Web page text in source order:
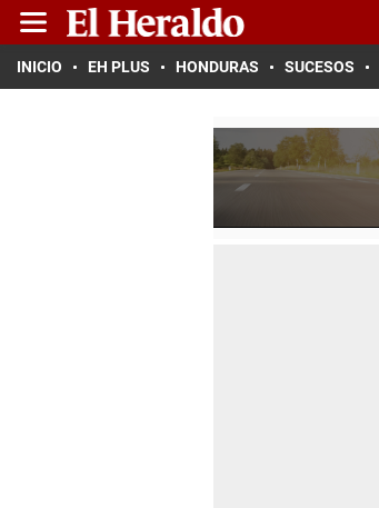
INICIO EH PLUS HONDURAS SUCESOS